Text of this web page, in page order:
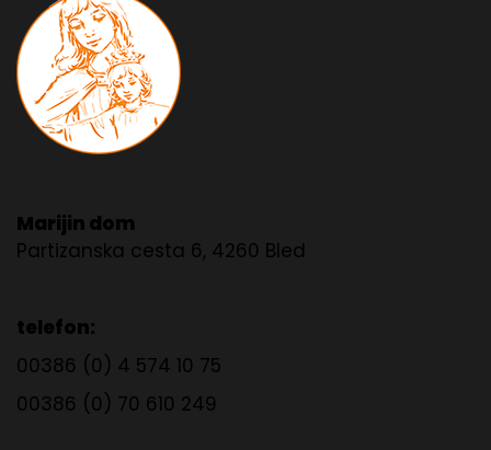
Marijin dom
Partizanska cesta 6, 4260 Bled
telefon:
00386 (0) 4 574 10 75
00386 (0) 70 610 249